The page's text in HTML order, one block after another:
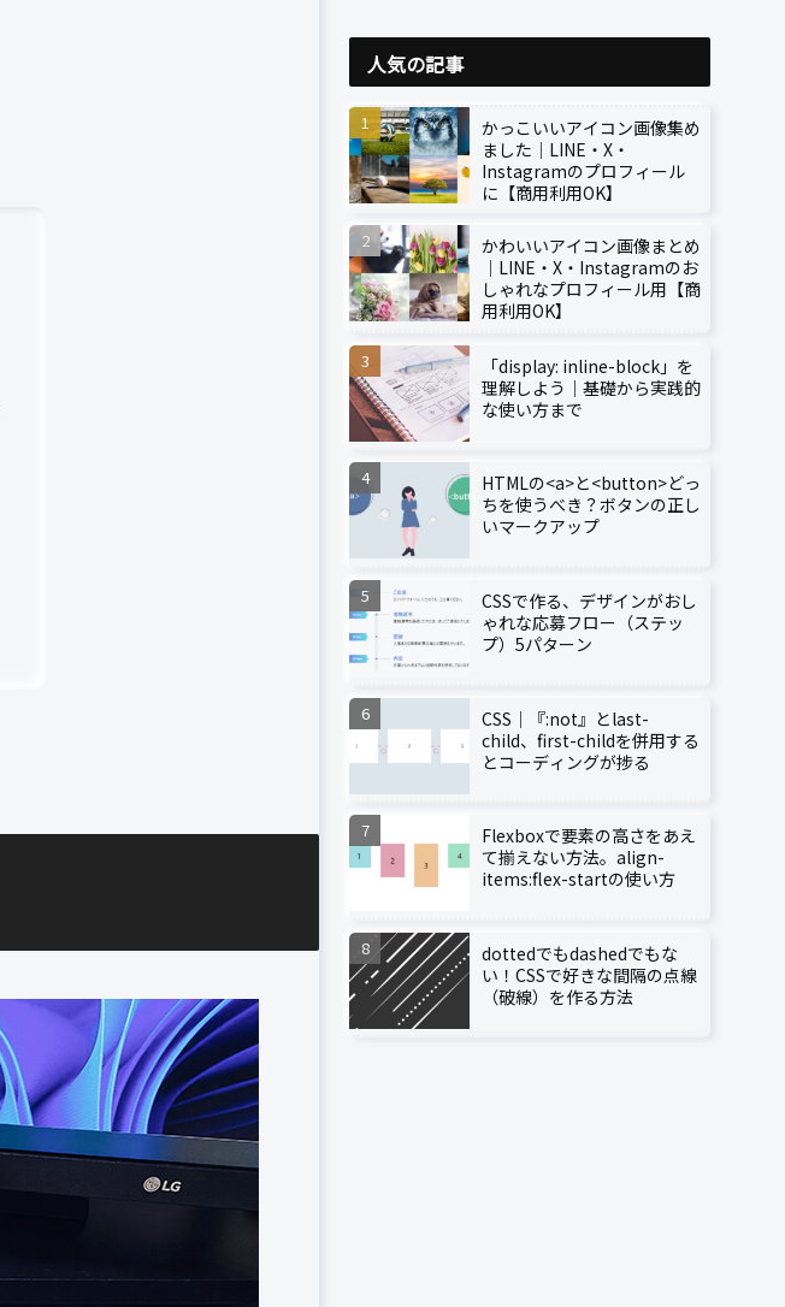
人気の記事
かっこいいアイコン画像集め
ました｜LINE・X・
Instagramのプロフィール
に【商用利用OK】
かわいいアイコン画像まとめ
｜LINE・X・Instagramのお
しゃれなプロフィール用【商
用利用OK】
「display: inline-block」を
理解しよう｜基礎から実践的
な使い方まで
HTMLの<a>と<button>どっ
ちを使うべき？ボタンの正し
いマークアップ
CSSで作る、デザインがおし
ゃれな応募フロー（ステッ
プ）5パターン
CSS｜『:not』とlast-
child、first-childを併用する
とコーディングが捗る
Flexboxで要素の高さをあえ
て揃えない方法。align-
items:flex-startの使い方
dottedでもdashedでもな
い！CSSで好きな間隔の点線
（破線）を作る方法